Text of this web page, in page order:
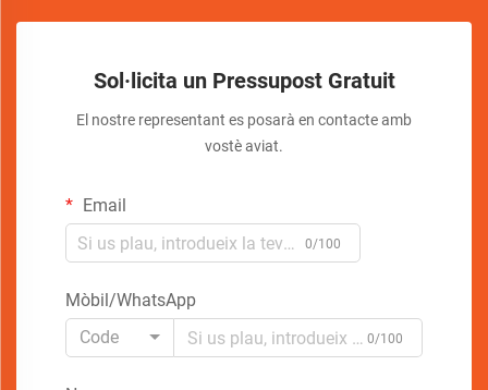
Sol·licita un Pressupost Gratuit
El nostre representant es posarà en contacte amb
vostè aviat.
Email
0/100
Mòbil/WhatsApp
Code
0/100